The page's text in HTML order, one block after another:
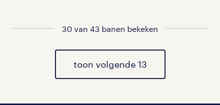
al onze medewerker technische dienst
30 van 43 banen bekeken
toon volgende 13